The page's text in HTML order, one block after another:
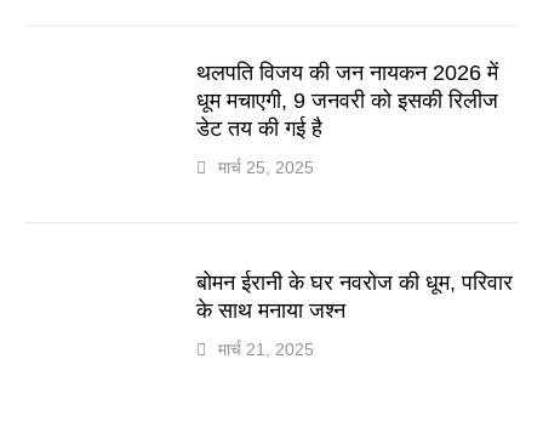
थलपति विजय की जन नायकन 2026 में
धूम मचाएगी, 9 जनवरी को इसकी रिलीज
डेट तय की गई है
मार्च 25, 2025
बोमन ईरानी के घर नवरोज की धूम, परिवार
के साथ मनाया जश्न
मार्च 21, 2025